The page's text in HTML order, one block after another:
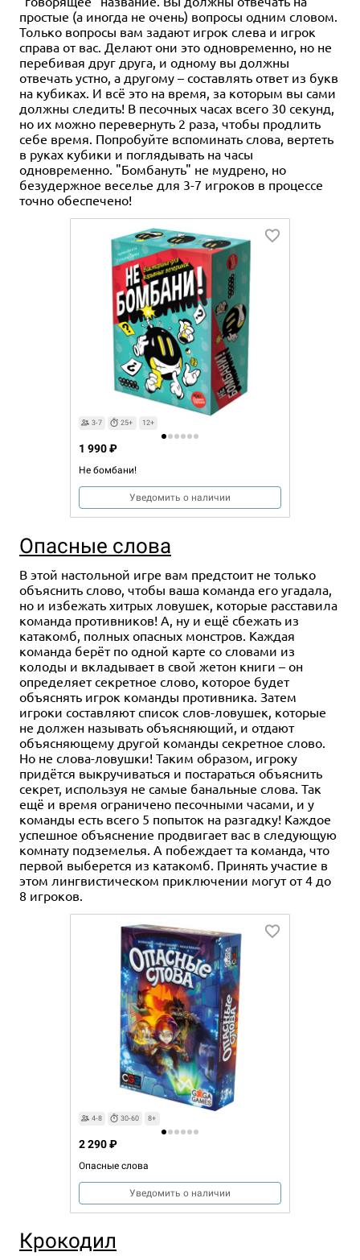
простые (а иногда не очень) вопросы одним словом.
Только вопросы вам задают игрок слева и игрок
справа от вас. Делают они это одновременно, но не
перебивая друг друга, и одному вы должны
отвечать устно, а другому – составлять ответ из букв
на кубиках. И всё это на время, за которым вы сами
должны следить! В песочных часах всего 30 секунд,
но их можно перевернуть 2 раза, чтобы продлить
себе время. Попробуйте вспоминать слова, вертеть
в руках кубики и поглядывать на часы
одновременно. "Бомбануть" не мудрено, но
безудержное веселье для 3-7 игроков в процессе
точно обеспечено!
3-7 25+ 12+
Не бомбани!
1 990 ₽
Уведомить о наличии
Опасные слова
В этой настольной игре вам предстоит не только
объяснить слово, чтобы ваша команда его угадала,
но и избежать хитрых ловушек, которые расставила
команда противников! А, ну и ещё сбежать из
катакомб, полных опасных монстров. Каждая
команда берёт по одной карте со словами из
колоды и вкладывает в свой жетон книги – он
определяет секретное слово, которое будет
объяснять игрок команды противника. Затем
игроки составляют список слов-ловушек, которые
не должен называть объясняющий, и отдают
объясняющему другой команды секретное слово.
Но не слова-ловушки! Таким образом, игроку
придётся выкручиваться и постараться объяснить
секрет, используя не самые банальные слова. Так
ещё и время ограничено песочными часами, и у
команды есть всего 5 попыток на разгадку! Каждое
успешное объяснение продвигает вас в следующую
комнату подземелья. А побеждает та команда, что
первой выберется из катакомб. Принять участие в
этом лингвистическом приключении могут от 4 до
8 игроков.
4-8 30-60 8+
Опасные слова
2 290 ₽
Уведомить о наличии
Крокодил